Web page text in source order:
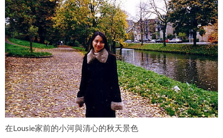
在Lousie家前的小河與清心的秋天景色